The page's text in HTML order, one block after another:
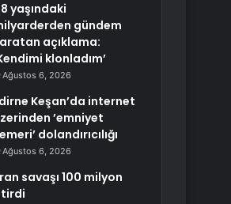
yaşındaki
gündem
açıklama:
klonladım’
Ağustos 6, 2026
Keşan’da internet
’emniyet
dolandırıcılığı
Ağustos 6, 2026
savaşı 100 milyon